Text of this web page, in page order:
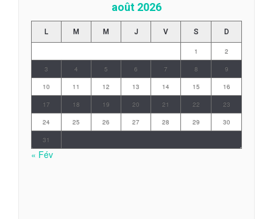
août 2026
L M M J V S D
1 2
3 4 5 6 7 8 9
10 11 12 13 14 15 16
17 18 19 20 21 22 23
24 25 26 27 28 29 30
31
« Fév